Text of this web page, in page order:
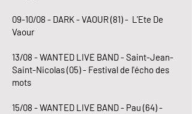
09-10/08 - DARK - VAOUR (81) - L'Ete De
Vaour
13/08 - WANTED LIVE BAND - Saint-Jean-
Saint-Nicolas (05) - Festival de l'écho des
mots
15/08 - WANTED LIVE BAND - Pau (64) -